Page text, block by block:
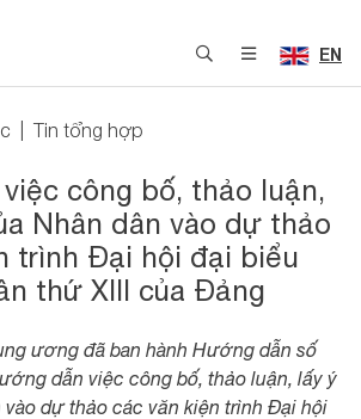
EN
Tin tổng hợp
công bố, thảo luận,
Nhân dân vào dự thảo
trình Đại hội đại biểu
thứ XIII của Đảng
ương đã ban hành Hướng dẫn số
dẫn việc công bố, thảo luận, lấy ý
vào dự thảo các văn kiện trình Đại hội